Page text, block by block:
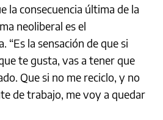
la consecuencia última de la
neoliberal es el
“Es la sensación de que si
te gusta, vas a tener que
Que si no me reciclo, y no
de trabajo, me voy a quedar